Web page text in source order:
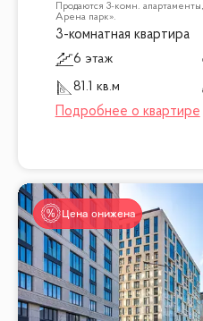
Продаются 3-комн.
Арена парк».
3-комнатная квартира
6 этаж
81.1 кв.м
Цена снижена